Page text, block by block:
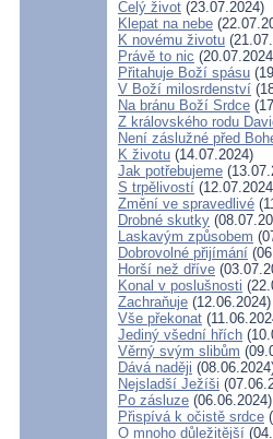
Celý život (23.07.2024)
Klepat na nebe
K novému životu
Právě to nic
Přitahuje Boží spásu
V Boží milosrdenství
Na bránu Boží Srdce
Z královského rodu
Není záslužné před
K životu (14.07.2024)
Jak potřebujeme
S trpělivostí
Změní ve spravedlivé
Drobné skutky
Laskavým způsobem
Dobrovolné přijímání
Horší než dříve
Konal v poslušnosti
Zachraňuje (12.06.2024)
Vše překonat
Jediný všední hřích
Věrný svým slibům
Dává naději
Nejsladší Ježíši
Po zásluze (06.06.2024)
Přispívá k očistě srdce
O mnoho důležitější